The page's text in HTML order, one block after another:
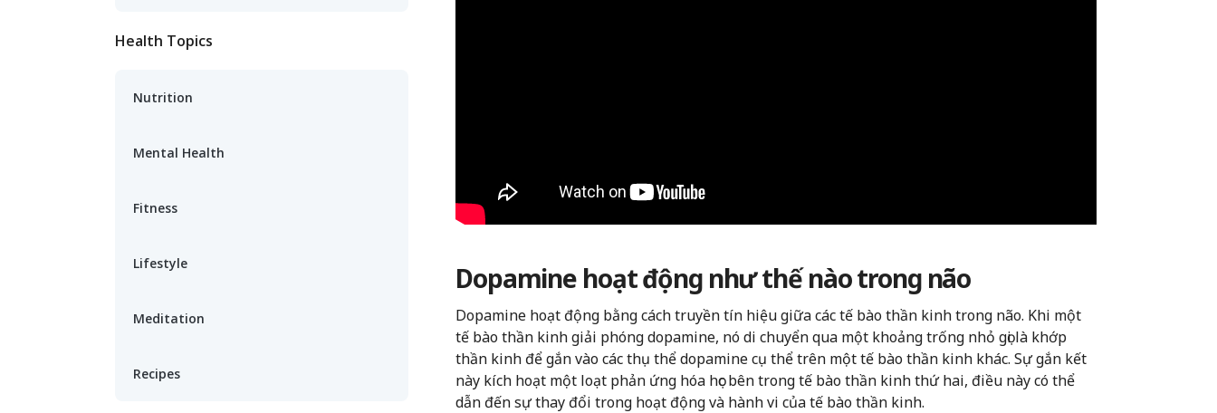
Health Topics
Nutrition
Mental Health
Fitness
Lifestyle
Meditation
Recipes
Dopamine hoạt động như thế nào trong não
Dopamine hoạt động bằng cách truyền tín hiệu giữa các tế bào thần kinh trong não. Khi một
tế bào thần kinh giải phóng dopamine, nó di chuyển qua một khoảng trống nhỏ gọi là khớp
thần kinh để gắn vào các thụ thể dopamine cụ thể trên một tế bào thần kinh khác. Sự gắn kết
này kích hoạt một loạt phản ứng hóa học bên trong tế bào thần kinh thứ hai, điều này có thể
dẫn đến sự thay đổi trong hoạt động và hành vi của tế bào thần kinh.